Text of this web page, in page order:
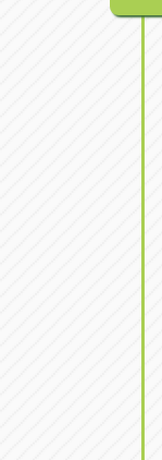
ア
愛
ア
愛
愛